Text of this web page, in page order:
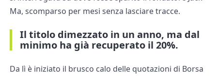
Ma, scomparso per mesi senza lasciare tracce.
Il titolo dimezzato in un anno, ma dal
minimo ha già recuperato il 20%.
Da lì è iniziato il brusco calo delle quotazioni di Borsa